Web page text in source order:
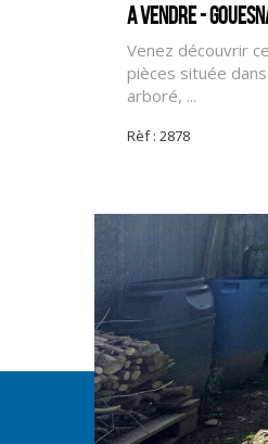
A vendre -
Venez découvrir
pièces située
arboré, ...
Rèf : 2878
Mentions légales
Affichage des
Siret : 40412105500101
Adresse du médiateur :
Entreprise
© 2026 SIA Finistère